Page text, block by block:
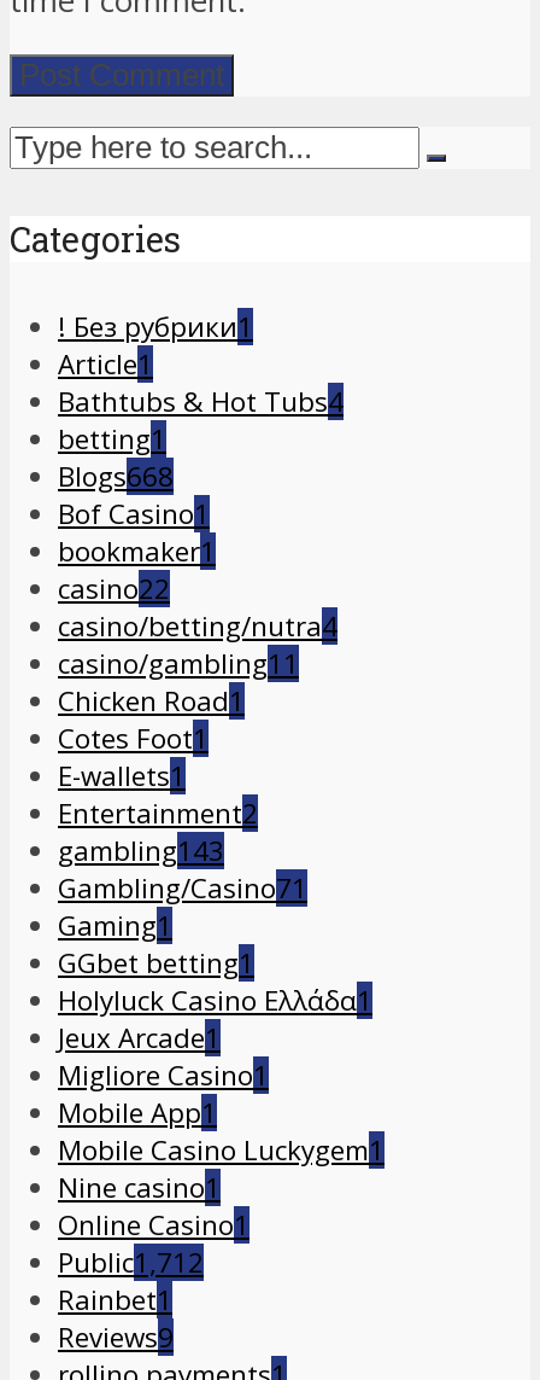
Categories
! Без рубрики1
Article1
Bathtubs & Hot Tubs4
betting1
Blogs668
Bof Casino1
bookmaker1
casino22
casino/betting/nutra4
casino/gambling11
Chicken Road1
Cotes Foot1
E-wallets1
Entertainment2
gambling143
Gambling/Casino71
Gaming1
GGbet betting1
Holyluck Casino Ελλάδα1
Jeux Arcade1
Migliore Casino1
Mobile App1
Mobile Casino Luckygem1
Nine casino1
Online Casino1
Public1,712
Rainbet1
Reviews9